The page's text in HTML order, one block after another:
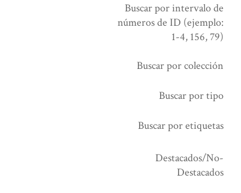
campo
específico":
Buscar por intervalo de
números de ID (ejemplo:
1-4, 156, 79)
Buscar por colección
Buscar por tipo
Buscar por etiquetas
Destacados/No-
Destacados